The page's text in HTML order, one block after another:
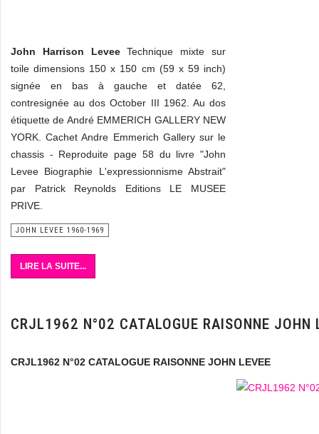
John Harrison LeveeTechnique mixte sur
toile dimensions 150 x 150 cm (59 x 59 inch)
signée en bas à gauche et datée 62,
contresignée au dos October III 1962. Au dos
étiquette de André EMMERICH GALLERY NEW
YORK. Cachet Andre Emmerich Gallery sur le
chassis - Reproduite page 58 du livre "John
Levee Biographie L'expressionnisme Abstrait"
par Patrick Reynolds Editions LE MUSEE
PRIVE.
JOHN LEVEE 1960-1969
LIRE LA SUITE...
CRJL1962 N°02 CATALOGUE RAISONNE JOHN
CRJL1962 N°02 CATALOGUE RAISONNE JOHN LEVEE